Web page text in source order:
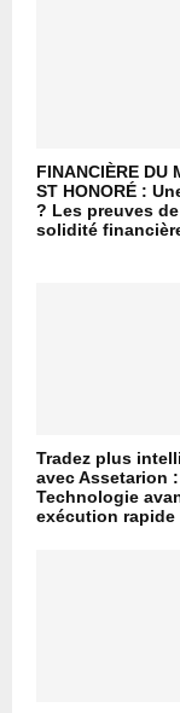
FINANCIÈRE DU
ST HONORÉ :
? Les preuves
solidité
Tradez plus
avec Assetarion :
Technologie
exécution rapide